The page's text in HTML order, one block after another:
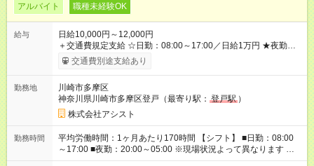
アルバイト 職種未経験OK
給与
日給10,000円～12,000円
＋交通費規定支給 ☆日勤：08:00～17:00／日給1万円 ★夜勤：
20:00～05:00／日給1万2000円 -:+:-:+:-:+:-:+:-:+:- 日勤＋夜勤で 1
日『2万2000円』も稼げる！ -:+:-:+:-:+:-:+:-:+:- ■選べる支払い方
べる！ 日払いは、当日に『現金全額』手渡しです♪ ■残業手当
別途支給 ■日給全額保障あり ┗予定時間より早く終わっても日給
は満額支給！ ■資格手当あり ┗施設警備2級など 【試用期間】
試用期間なし
交通費別途支給あり
勤務地
川崎市多摩区
神奈川県川崎市多摩区登戸（最寄り駅： 登戸駅 ）
株式会社アシスト
勤務時間
平均労働時間：1ヶ月あたり170時間 【シフト】 ■日勤：08:00
～17:00 ■夜勤：20:00～05:00 ※現場状況よって異なります ※早
く終われば1現場4～8時間勤務もあり ☆週3～勤務OK！ ☆現場